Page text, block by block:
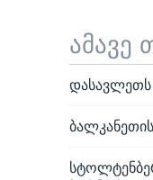
ამავე
დასავლეთს